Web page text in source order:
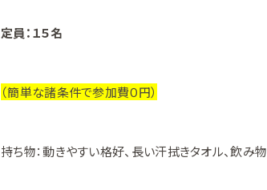
定員：１５名
（簡単な諸条件で参加費０円）
持ち物：動きやすい格好、長い汗拭きタオル、飲み物